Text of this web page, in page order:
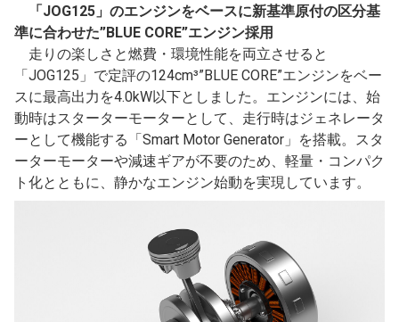
「JOG125」のエンジンをベースに新基準原付の区分基
準に合わせた”BLUE CORE”エンジン採用
走りの楽しさと燃費・環境性能を両立させると
「JOG125」で定評の124cm³”BLUE CORE”エンジンをベー
スに最高出力を4.0kW以下としました。エンジンには、始
動時はスターターモーターとして、走行時はジェネレータ
ーとして機能する「Smart Motor Generator」を搭載。スタ
ーターモーターや減速ギアが不要のため、軽量・コンパク
ト化とともに、静かなエンジン始動を実現しています。